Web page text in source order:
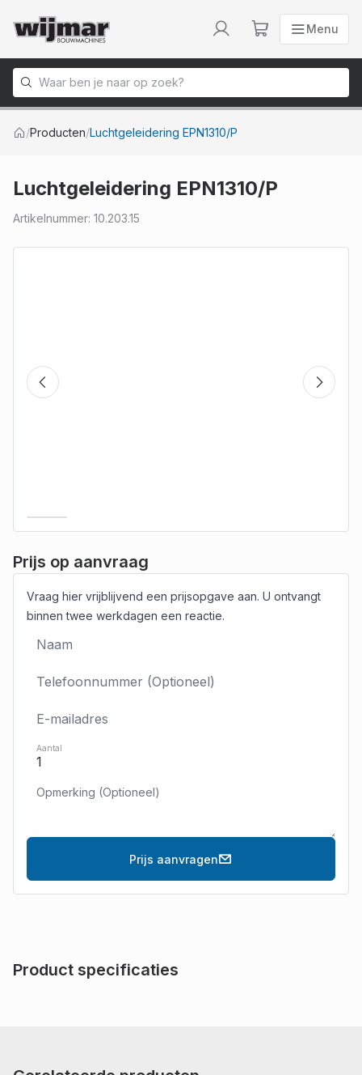
Menu
Menu
Naar homepage
/Producten/Luchtgeleidering EPN1310/P
Luchtgeleidering EPN1310/P
Artikelnummer: 10.203.15
Prijs op aanvraag
Vraag hier vrijblijvend een prijsopgave aan. U ontvangt
binnen twee werkdagen een reactie.
Aantal
Prijs aanvragen
Product specificaties